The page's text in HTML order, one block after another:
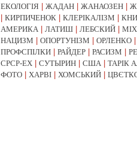
ЕКОЛОГІЯ
ЖАДАН ЖАНАОЗЕН
КИРПИЧЕНОК КЛЕРІКАЛІЗМ
АМЕРИКА
ЛАТИШ ЛЕБСКИЙ
НАЦИЗМ
ОПОРТУНІЗМ ОРЛЕНКО
ПРОФСПІЛКИ
РАЙДЕР РАСИЗМ
СРСР-EX
СУТЫРИН США ТАРІК
ФОТО
ХАРВІ ХОМСЬКИЙ